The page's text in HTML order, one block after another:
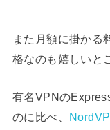
また月額に掛かる
格なのも嬉しいと
有名VPNの
のに比べ、